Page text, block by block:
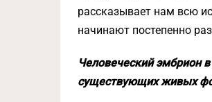
рассказывает нам всю
начинают постепенно
Человеческий эмбрион
существующих живых